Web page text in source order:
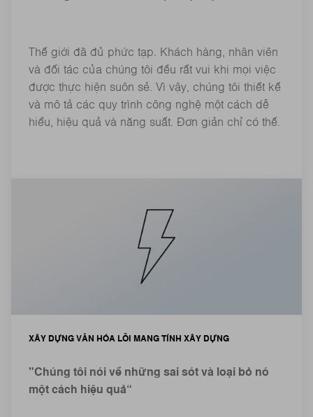
Thế giới đã đủ phức tạp. Khách hàng, nhân viên
và đối tác của chúng tôi đều rất vui khi mọi việc
được thực hiện suôn sẻ. Vì vậy, chúng tôi thiết kế
và mô tả các quy trình công nghệ một cách dễ
hiểu, hiệu quả và năng suất. Đơn giản chỉ có thế.
XÂY DỰNG VĂN HÓA LỖI MANG TÍNH XÂY DỰNG
"Chúng tôi nói về những sai sót và loại bỏ nó
một cách hiệu quả“